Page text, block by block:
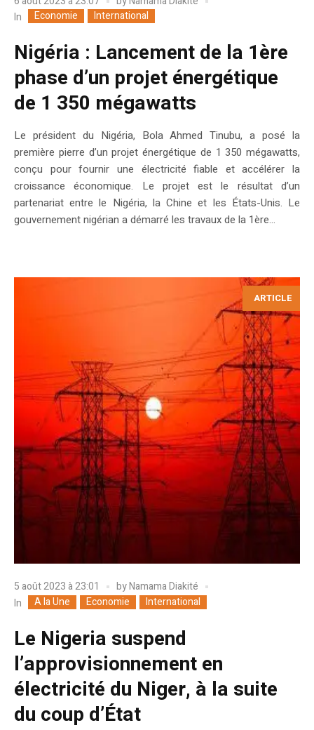
In
Economie International
Nigéria : Lancement de la 1ère
phase d’un projet énergétique
de 1 350 mégawatts
Le président du Nigéria, Bola Ahmed Tinubu, a posé la
première pierre d’un projet énergétique de 1 350 mégawatts,
conçu pour fournir une électricité fiable et accélérer la
croissance économique. Le projet est le résultat d’un
partenariat entre le Nigéria, la Chine et les États-Unis. Le
gouvernement nigérian a démarré les travaux de la 1ère...
ARTICLE
5 août 2023 à 23:01 byNamama Diakité
In
A la Une Economie International
Le Nigeria suspend
l’approvisionnement en
électricité du Niger, à la suite
du coup d’État